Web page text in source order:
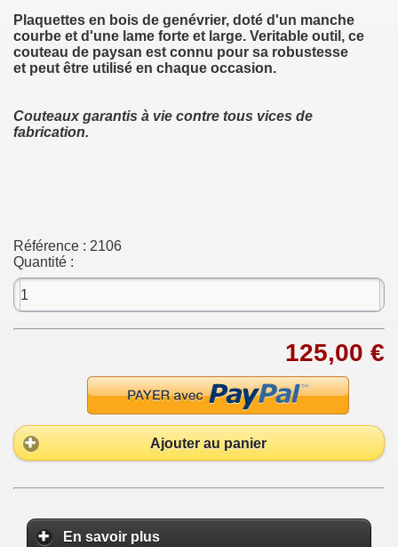
Plaquettes en bois de genévrier, doté d'un manche
courbe et d'une lame forte et large. Veritable outil, ce
couteau de paysan est connu pour sa robustesse
et peut être utilisé en chaque occasion.
Couteaux garantis à vie contre tous vices de
fabrication.
Référence : 2106
Quantité :
125,00 €
Ajouter au panier
En savoir plus